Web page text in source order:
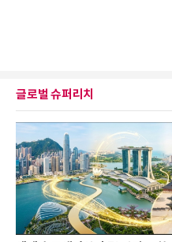
글로벌 슈퍼리치